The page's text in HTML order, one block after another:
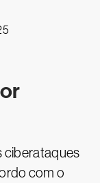
ciberataques
com o